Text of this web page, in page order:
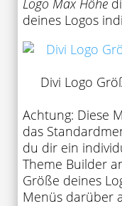
Logo Max Höhe
deines Logos
Divi Logo
Achtung: Diese
das
du dir ein
Theme Builder
Größe deines
Menüs darüber